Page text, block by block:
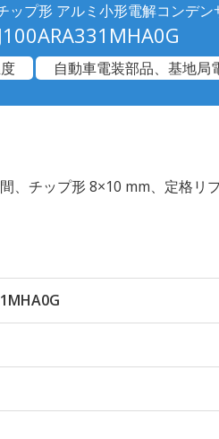
ップ形 アルミ小形電解コンデン
自動車電装部品、基地局
、チップ形 8×10 mm、定格リ